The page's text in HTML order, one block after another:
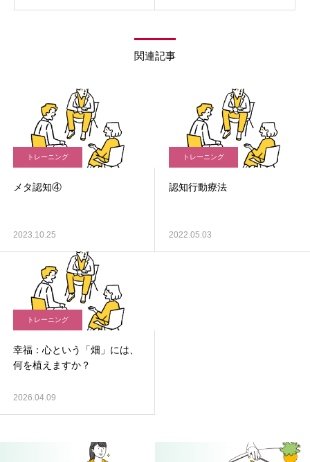
関連記事
トレーニング
メタ認知④
2023.10.25
トレーニング
認知行動療法
2022.05.03
トレーニング
幸福：心という「畑」には、
何を植えますか？
2026.04.09